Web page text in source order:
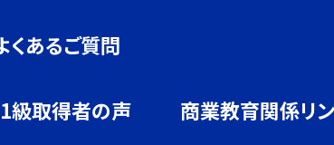
くあるご質問
級取得者の声 商業教育関係リ